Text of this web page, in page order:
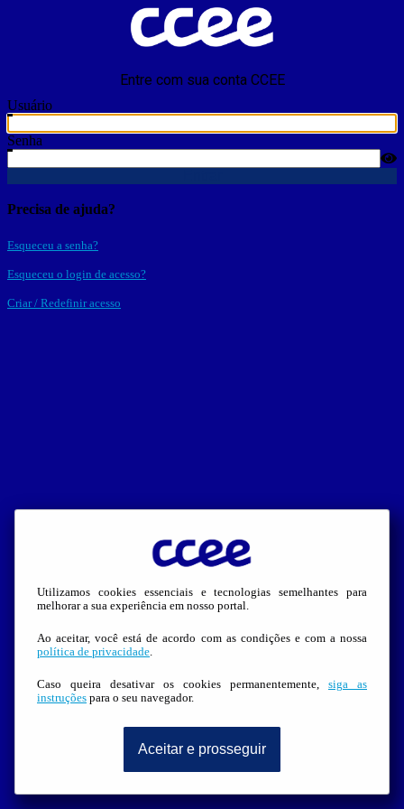
Entre com sua conta CCEE
Usuário
Senha
Precisa de ajuda?
Esqueceu a senha?
Esqueceu o login de acesso?
Criar / Redefinir acesso
Utilizamos cookies essenciais e tecnologias semelhantes para
melhorar a sua experiência em nosso portal.
Ao aceitar, você está de acordo com as condições e com a nossa
política de privacidade.
Caso queira desativar os cookies permanentemente, siga as
instruções para o seu navegador.
Aceitar e prosseguir